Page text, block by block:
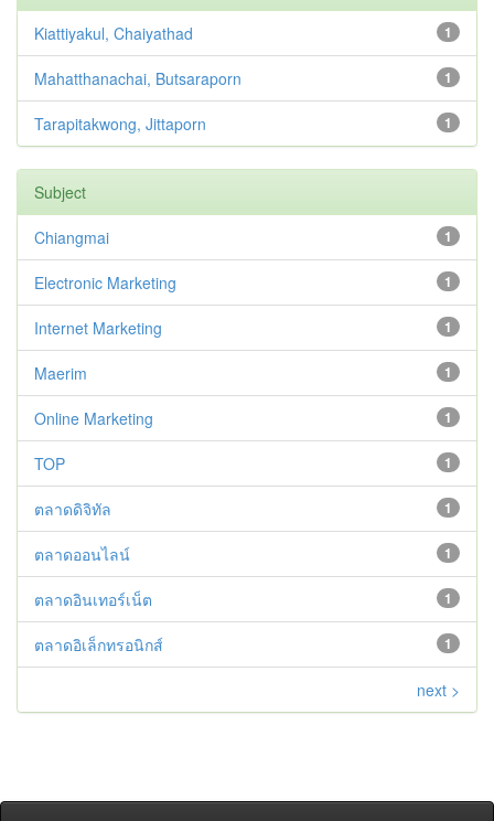
1
Kiattiyakul, Chaiyathad
1
Mahatthanachai, Butsaraporn
1
Tarapitakwong, Jittaporn
Subject
1
Chiangmai
1
Electronic Marketing
1
Internet Marketing
1
Maerim
1
Online Marketing
1
TOP
1
ตลาดดิจิทัล
1
ตลาดออนไลน์
1
ตลาดอินเทอร์เน็ต
1
ตลาดอิเล็กทรอนิกส์
next >